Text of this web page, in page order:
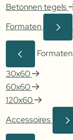
Betonnen tegels
Formaten
Formaten
30x60
60x60
120x60
Accessoires